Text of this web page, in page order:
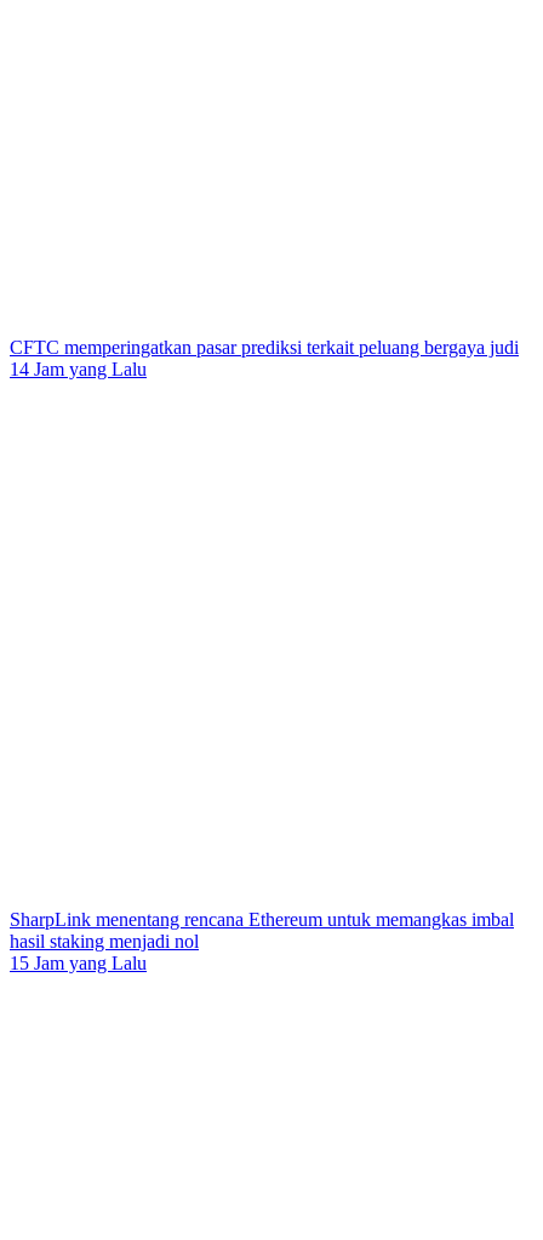
CFTC memperingatkan pasar prediksi terkait peluang bergaya judi
14 Jam yang Lalu
SharpLink menentang rencana Ethereum untuk memangkas imbal
hasil staking menjadi nol
15 Jam yang Lalu